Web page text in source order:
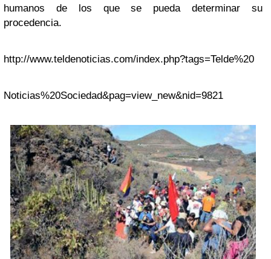
humanos de los que se pueda determinar su
procedencia.
http://www.teldenoticias.com/index.php?tags=Telde%20
Noticias%20Sociedad&pag=view_new&nid=9821